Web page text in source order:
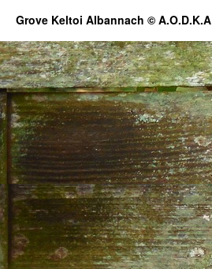
Grove Keltoi Albannach © A.O.D.K.A